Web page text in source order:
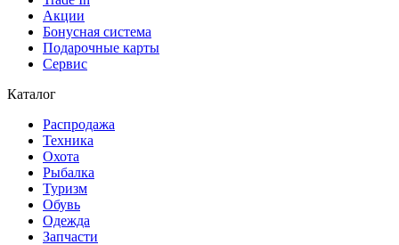
Акции
Бонусная система
Подарочные карты
Сервис
Каталог
Распродажа
Техника
Охота
Рыбалка
Туризм
Обувь
Одежда
Запчасти